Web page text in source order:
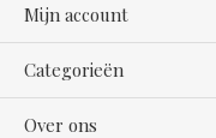
Mijn account
Categorieën
Over ons